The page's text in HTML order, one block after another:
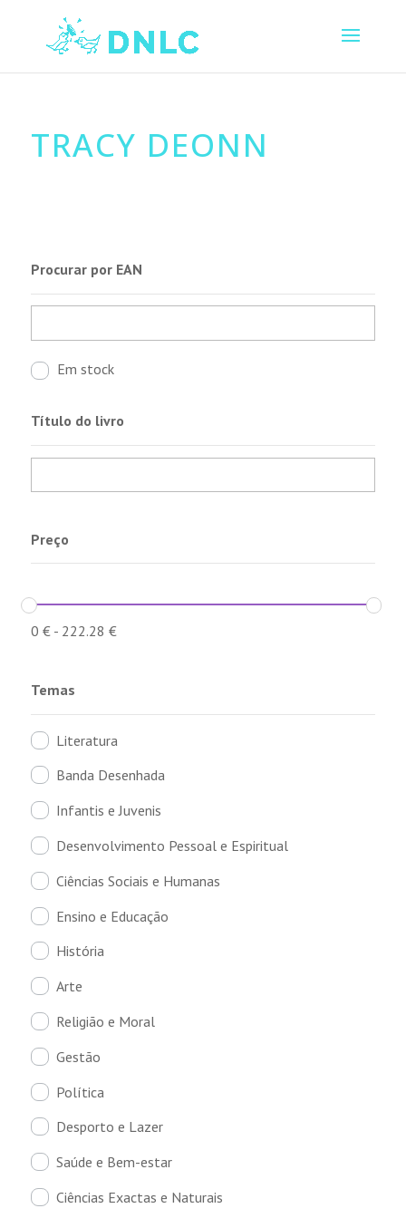
TRACY DEONN
Procurar por EAN
Em stock
Título do livro
Preço
0 €- 222.28 €
Temas
Literatura
Banda Desenhada
Infantis e Juvenis
Desenvolvimento Pessoal e Espiritual
Ciências Sociais e Humanas
Ensino e Educação
História
Arte
Religião e Moral
Gestão
Política
Desporto e Lazer
Saúde e Bem-estar
Ciências Exactas e Naturais